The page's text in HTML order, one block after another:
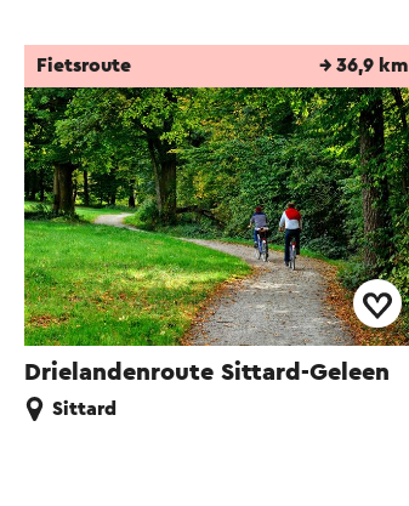
Drielandenroute Sittard-Geleen
Fietsroute → 36,9 km
Sittard